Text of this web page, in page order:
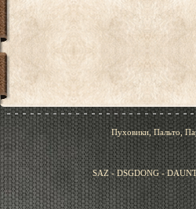
Пуховики, Пальто,
SAZ - DSGDONG -